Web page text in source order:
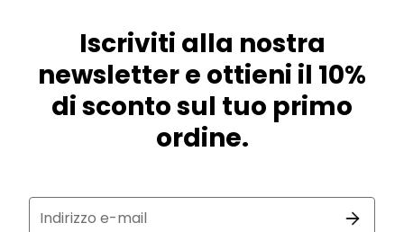
Iscriviti alla nostra
newsletter e ottieni il 10%
di sconto sul tuo primo
ordine.
Indirizzo e-mail